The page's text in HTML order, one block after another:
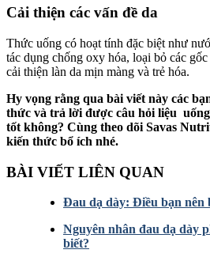
Cải thiện các vấn đề da
Thức uống có hoạt tính đặc biệt như
tác dụng chống oxy hóa, loại bỏ các
cải thiện làn da mịn màng và trẻ hóa.
Hy vọng rằng qua bài viết này các
thức và trả lời được câu hỏi liệu
tốt không? Cùng theo dõi Savas
kiến thức bổ ích nhé.
BÀI VIẾT LIÊN QUAN
Đau dạ dày: Điều bạn nên
Nguyên nhân đau dạ dày
biết?